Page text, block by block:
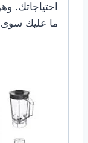
احتياجاتك.
ما عليك